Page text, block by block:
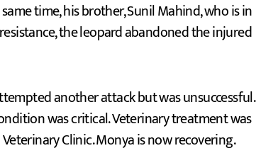
time, his brother, Sunil Mahind, who is in
the leopard abandoned the injured
another attack but was unsuccessful.
was critical. Veterinary treatment was
Clinic. Monya is now recovering.